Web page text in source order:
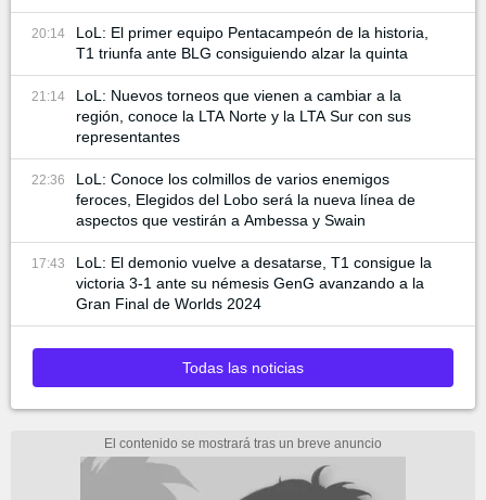
20:14
LoL: El primer equipo Pentacampeón de la historia,
T1 triunfa ante BLG consiguiendo alzar la quinta
21:14
LoL: Nuevos torneos que vienen a cambiar a la
región, conoce la LTA Norte y la LTA Sur con sus
representantes
22:36
LoL: Conoce los colmillos de varios enemigos
feroces, Elegidos del Lobo será la nueva línea de
aspectos que vestirán a Ambessa y Swain
17:43
LoL: El demonio vuelve a desatarse, T1 consigue la
victoria 3-1 ante su némesis GenG avanzando a la
Gran Final de Worlds 2024
Todas las noticias